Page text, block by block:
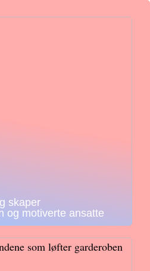
skaper
og motiverte ansatte